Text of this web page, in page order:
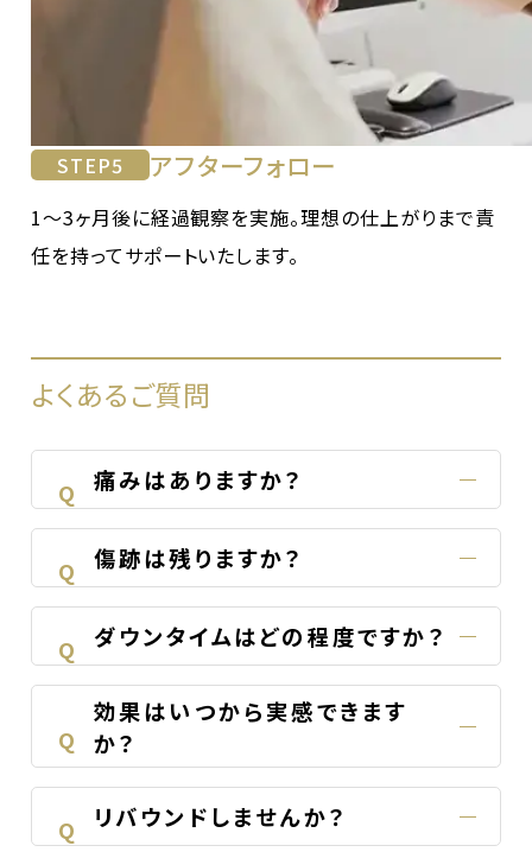
STEP5 アフターフォロー
1〜3ヶ月後に経過観察を実施。理想の仕上がりまで責
任を持ってサポートいたします。
よくあるご質問
Q 痛みはありますか？
Q 傷跡は残りますか？
Q ダウンタイムはどの程度ですか？
Q
効果はいつから実感できます
か？
Q リバウンドしませんか？